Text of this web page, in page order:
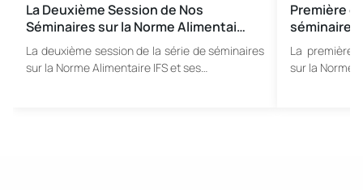
La Deuxième Session de Nos
Séminaires sur la Norme Alimentai…
La deuxième session de la série de séminaires
sur la Norme Alimentaire IFS et ses…
Première
séminaires
La première
sur la Norme